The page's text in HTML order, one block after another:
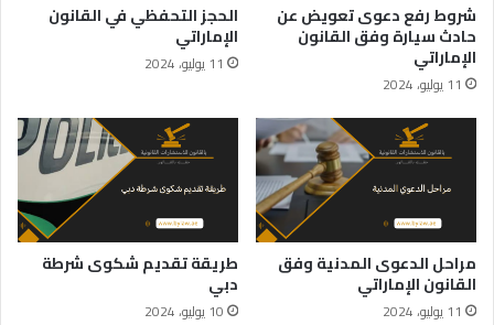
شروط رفع دعوى تعويض عن
حادث سيارة وفق القانون
الإماراتي
11 يوليو، 2024
الحجز التحفظي في القانون
الإماراتي
11 يوليو، 2024
مراحل الدعوى المدنية وفق
القانون الإماراتي
11 يوليو، 2024
طريقة تقديم شكوى شرطة
دبي
10 يوليو، 2024